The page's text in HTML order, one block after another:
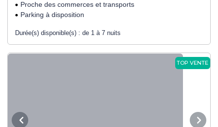
Proche des commerces et transports
Parking à disposition
Durée(s) disponible(s) : de 1 à 7 nuits
TOP VENTE